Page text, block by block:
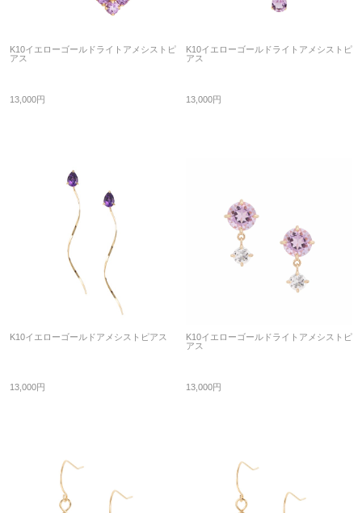
K10イエローゴールドライトアメシストピ
アス
13,000円
K10イエローゴールドライトアメシストピ
アス
13,000円
K10イエローゴールドアメシストピアス
13,000円
K10イエローゴールドライトアメシストピ
アス
13,000円